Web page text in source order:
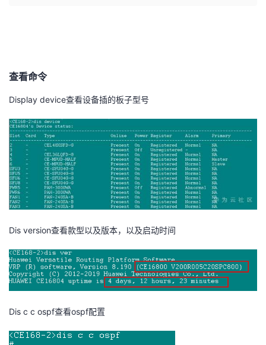
发
者
我
的
博
我
的
坛
我
圈
子
的
直
我
的
动
我
关
我
的
我
查看命令
Display device查看设备插的板子型号
Dis version查看款型以及版本，以及启动时间
Dis c c ospf查看ospf配置